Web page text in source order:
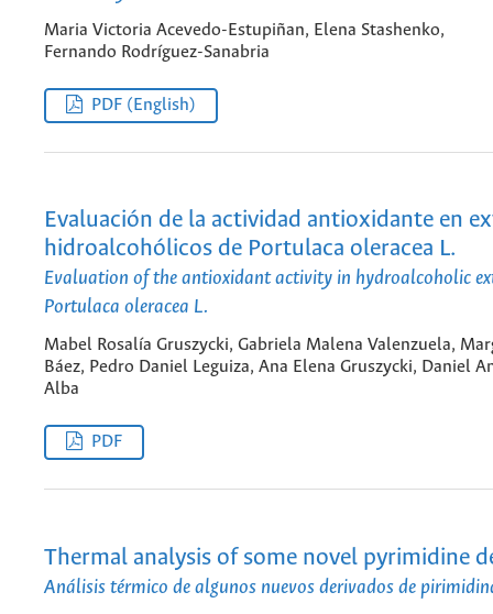
Maria Victoria Acevedo-Estupiñan, Elena Stashenko,
Fernando Rodríguez-Sanabria
PDF (English)
Evaluación de la actividad antioxidante en
hidroalcohólicos de Portulaca oleracea L.
Evaluation of the antioxidant activity in hydroalcoholic
Portulaca oleracea L.
Mabel Rosalía Gruszycki, Gabriela Malena Valenzuela,
Báez, Pedro Daniel Leguiza, Ana Elena Gruszycki, Daniel
Alba
PDF
Thermal analysis of some novel pyrimidine
Análisis térmico de algunos nuevos derivados de